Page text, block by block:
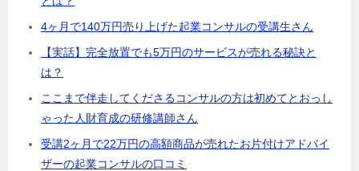
4ヶ月で140万円売り上げた起業コンサルの受講生さん
【実話】完全放置でも5万円のサービスが売れる秘訣と
は？
ここまで伴走してくださるコンサルの方は初めてとおっし
ゃった人財育成の研修講師さん
受講2ヶ月で22万円の高額商品が売れたお片付けアドバイ
ザーの起業コンサルの口コミ